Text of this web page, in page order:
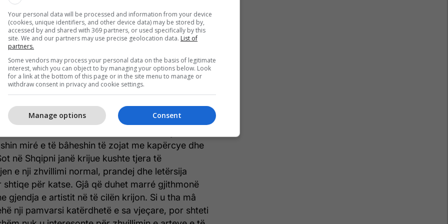
krijimet e suksesëshme, si n’ato mâ pak té
kishte hapë puntorëve të sotshëm letrarë rrugë
e drejtim. Dhe vetë faza e zhvillimit të popullit
mes përspektiva té reja. Njofja e njerëzve të
me tjetrin dhe bashkëjetesa e tyne në nji shtet
sa vjet, gjâ që ka sqarue e pasunue gjuhën e
të çmueshëm të djalekteve e nëndjalekteve,
dhe kushtëzue mundësin objektive të nji
të poezis e të prozës sonë. Këto janë udhët
të cilat kanë kalue dhe letërsinat e hueja
miré e të bâheshin të zojat me kapërcye dhe
në Shqipni janë krijue kushte tjera të
e nji zhvillimi normal, prandej dhe letërsija
shtiqe për katse. Gjâ që duhet marré gjithmonë
gjendja e artistit në të cilën krijon. Si u tha mâ
nji pamvarsi katërdhetë e sa vjeçare, por shteti
Your personal data will be processed and information from your device
(cookies, unique identifiers, and other device data) may be stored by,
accessed by and shared with 369 partners, or used specifically by this
site. We and our partners may use precise geolocation data. List of
partners.
Some vendors may process your personal data on the basis of legitimate
interest, which you can object to by managing your options below. Look
for a link at the bottom of this page or in the site menu to manage or
withdraw consent in privacy and cookie settings.
Consent
Manage options